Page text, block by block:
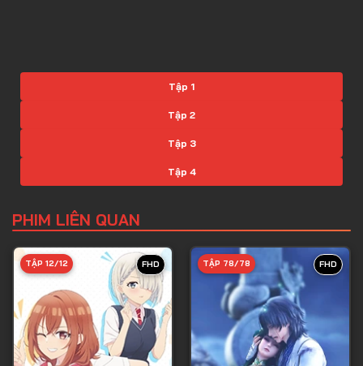
Tập 1
Tập 2
Tập 3
Tập 4
Tập 6
Tập 9
Tập 10
PHIM LIÊN QUAN
FHD
TẬP 12/12 FHD
TẬP 78/78